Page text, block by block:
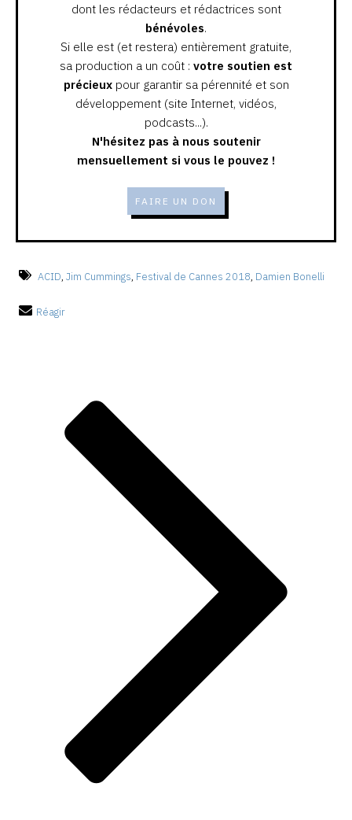
dont les rédacteurs et rédactrices sont
bénévoles.
Si elle est (et restera) entièrement gratuite,
sa production a un coût : votre soutien est
précieuxpour garantir sa pérennité et son
développement (site Internet, vidéos,
podcasts...).
N'hésitez pas à nous soutenir
mensuellement si vous le pouvez !
FAIRE UN DON
ACID, Jim Cummings, Festival de Cannes 2018, Damien Bonelli
Réagir